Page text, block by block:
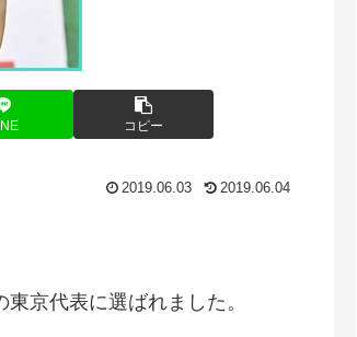
コピー
2019.06.03 2019.06.04
京代表に選ばれました。